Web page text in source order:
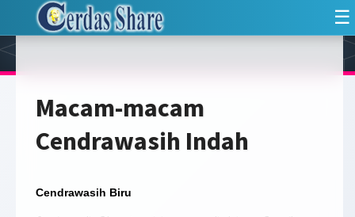
☰
Macam-macam
Cendrawasih Indah
Cendrawasih Biru